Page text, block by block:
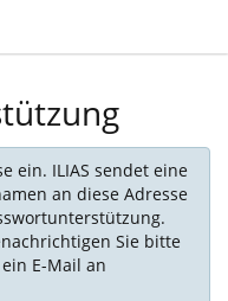
ein. ILIAS sendet eine
an diese Adresse
Sie bitte
E-Mail an